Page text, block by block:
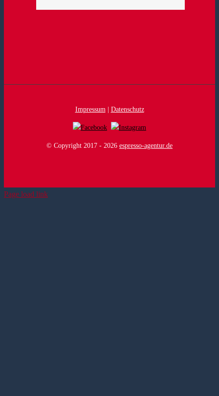
Impressum| Datenschutz
© Copyright 2017 - 2026 espresso-agentur.de
Page load link